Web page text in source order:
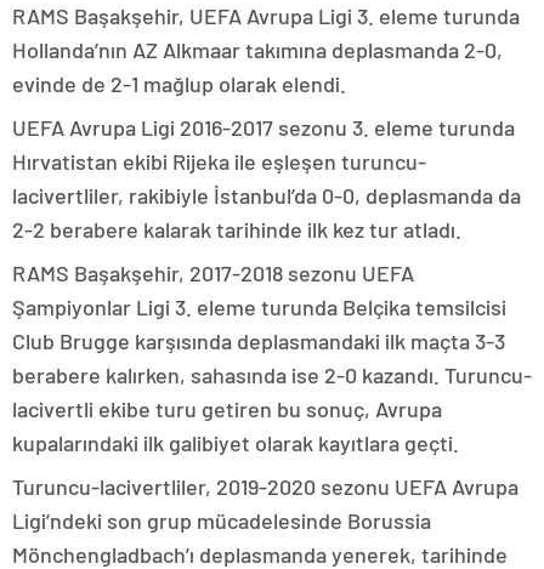
RAMS Başakşehir, UEFA Avrupa Ligi 3. eleme turunda
Hollanda’nın AZ Alkmaar takımına deplasmanda 2-0,
evinde de 2-1 mağlup olarak elendi.
UEFA Avrupa Ligi 2016-2017 sezonu 3. eleme turunda
Hırvatistan ekibi Rijeka ile eşleşen turuncu-
lacivertliler, rakibiyle İstanbul’da 0-0, deplasmanda da
2-2 berabere kalarak tarihinde ilk kez tur atladı.
RAMS Başakşehir, 2017-2018 sezonu UEFA
Şampiyonlar Ligi 3. eleme turunda Belçika temsilcisi
Club Brugge karşısında deplasmandaki ilk maçta 3-3
berabere kalırken, sahasında ise 2-0 kazandı. Turuncu-
lacivertli ekibe turu getiren bu sonuç, Avrupa
kupalarındaki ilk galibiyet olarak kayıtlara geçti.
Turuncu-lacivertliler, 2019-2020 sezonu UEFA Avrupa
Ligi’ndeki son grup mücadelesinde Borussia
Mönchengladbach’ı deplasmanda yenerek, tarihinde